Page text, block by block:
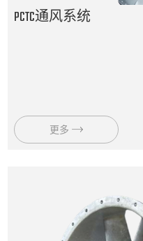
PCTC通风系统
更多